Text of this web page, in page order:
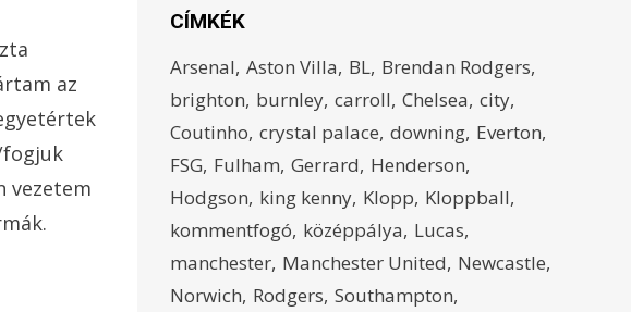
az
fogjuk
vezetem
CÍMKÉK
Arsenal Aston Villa BL Brendan Rodgers
brighton burnley carroll Chelsea city
Coutinho crystal palace downing Everton
FSG Fulham Gerrard Henderson
Hodgson king kenny Klopp Kloppball
kommentfogó középpálya Lucas
manchester Manchester United Newcastle
Norwich Rodgers Southampton